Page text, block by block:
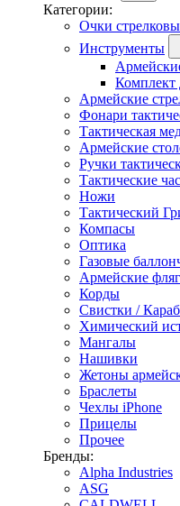
Категории:
Очки
Инструменты
Комплект
Армейские
Фонари
Тактическая
Армейские
Ручки
Тактические
Ножи
Тактический
Компасы
Оптика
Газовые
Армейские
Корды
Свистки /
Химический
Мангалы
Нашивки
Жетоны
Браслеты
Чехлы iPhone
Прицелы
Прочее
Бренды:
Alpha Industries
ASG